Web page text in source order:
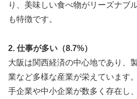
り、美味しい食べ物がリーズナブ
も特徴です。
2. 仕事が多い（8.7%）
大阪は関西経済の中心地であり、
業など多様な産業が栄えています
手企業や中小企業が数多く存在し